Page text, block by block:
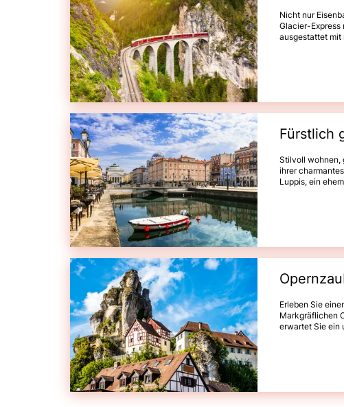
Nicht nur
Glacier-Express
ausgestattet mit
Alpenzug der
von Zermatt
und das auf
Fürstlich
Stilvoll wohnen,
ihrer
Luppis, ein
Liebe zum
genießen Sie
Höhepunkte:
und spritziger
Erleben Sie
Markgräflichen
erwartet Sie ein
Duetten und
meisterhaft
Opernchor und
Eisenach.
Stadtführung
Wochenende in